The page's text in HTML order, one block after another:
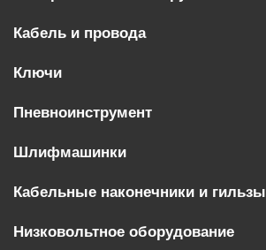
Кабель и провода
Ключи
Пневноинструмент
Шлифмашинки
Кабельные наконечники и гильзы
Низковольтное оборудование